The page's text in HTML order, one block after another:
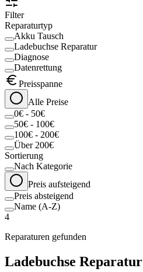
Filter
Reparaturtyp
Akku Tausch
Ladebuchse Reparatur
Diagnose
Datenrettung
Preisspanne
Alle Preise
0€ - 50€
50€ - 100€
100€ - 200€
Über 200€
Sortierung
Nach Kategorie
Preis aufsteigend
Preis absteigend
Name (A-Z)
4
Reparaturen gefunden
Ladebuchse Reparatur